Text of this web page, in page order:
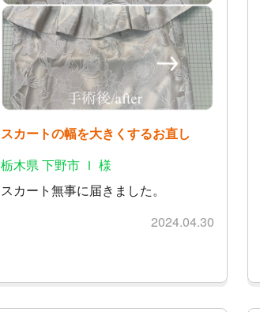
スカートの幅を大きくするお直し
栃木県 下野市 Ｉ 様
スカート無事に届きました。
2024.04.30